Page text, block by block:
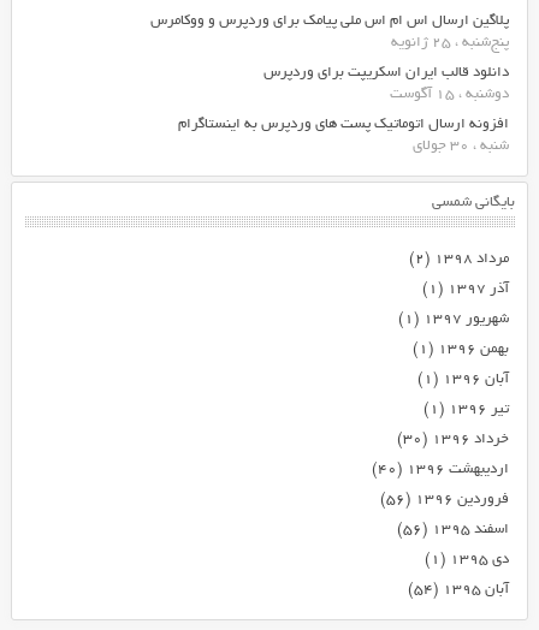
پلاگین ارسال اس ام اس ملی پیامک برای وردپرس و ووکامرس
پنج‌شنبه ، 25 ژانویه
دانلود قالب ایران اسکریپت برای وردپرس
دوشنبه ، 15 آگوست
افزونه ارسال اتوماتیک پست های وردپرس به اینستاگرام
شنبه ، 30 جولای
بایگانی شمسی
مرداد ۱۳۹۸
(۲)
آذر ۱۳۹۷
(۱)
شهریور ۱۳۹۷
(۱)
بهمن ۱۳۹۶
(۱)
آبان ۱۳۹۶
(۱)
تیر ۱۳۹۶
(۱)
خرداد ۱۳۹۶
(۳۰)
اردیبهشت ۱۳۹۶
(۴۰)
فروردین ۱۳۹۶
(۵۶)
اسفند ۱۳۹۵
(۵۶)
دی ۱۳۹۵
(۱)
آبان ۱۳۹۵
(۵۴)